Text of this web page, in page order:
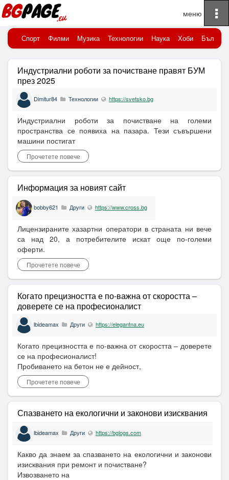
Начало Публикувани новини
Спорт Филми Музика Технологии Наука Хоби
Индустриални роботи за почистване правят БУМ
през 2025
Dimitur84 Технологии https://svetsko.bg
Индустриални роботи за почистване на големи
пространства се появиха на пазара. Тези съвършени
машини постигат
Прочетете повече
Информация за новият сайт
bobby621 Други https://www.cross.bg
Лицензираните хазартни оператори в страната ни вече
са над 20, а потребителите искат още по-големи
оферти.
Прочетете повече
Когато прецизността е по-важна от скоростта –
доверете се на професионалист
lbideamax Други https://elegantna.eu
Когато прецизността е по-важна от скоростта – доверете
се на професионалист!
Пробиването на бетон не е дейност,
Прочетете повече
Спазването на екологични и законови изисквания
lbideamax Други https://bglogs.com
Какво да знаем за спазването на екологични и законови
изисквания при ремонт и почистване?
Извозването на